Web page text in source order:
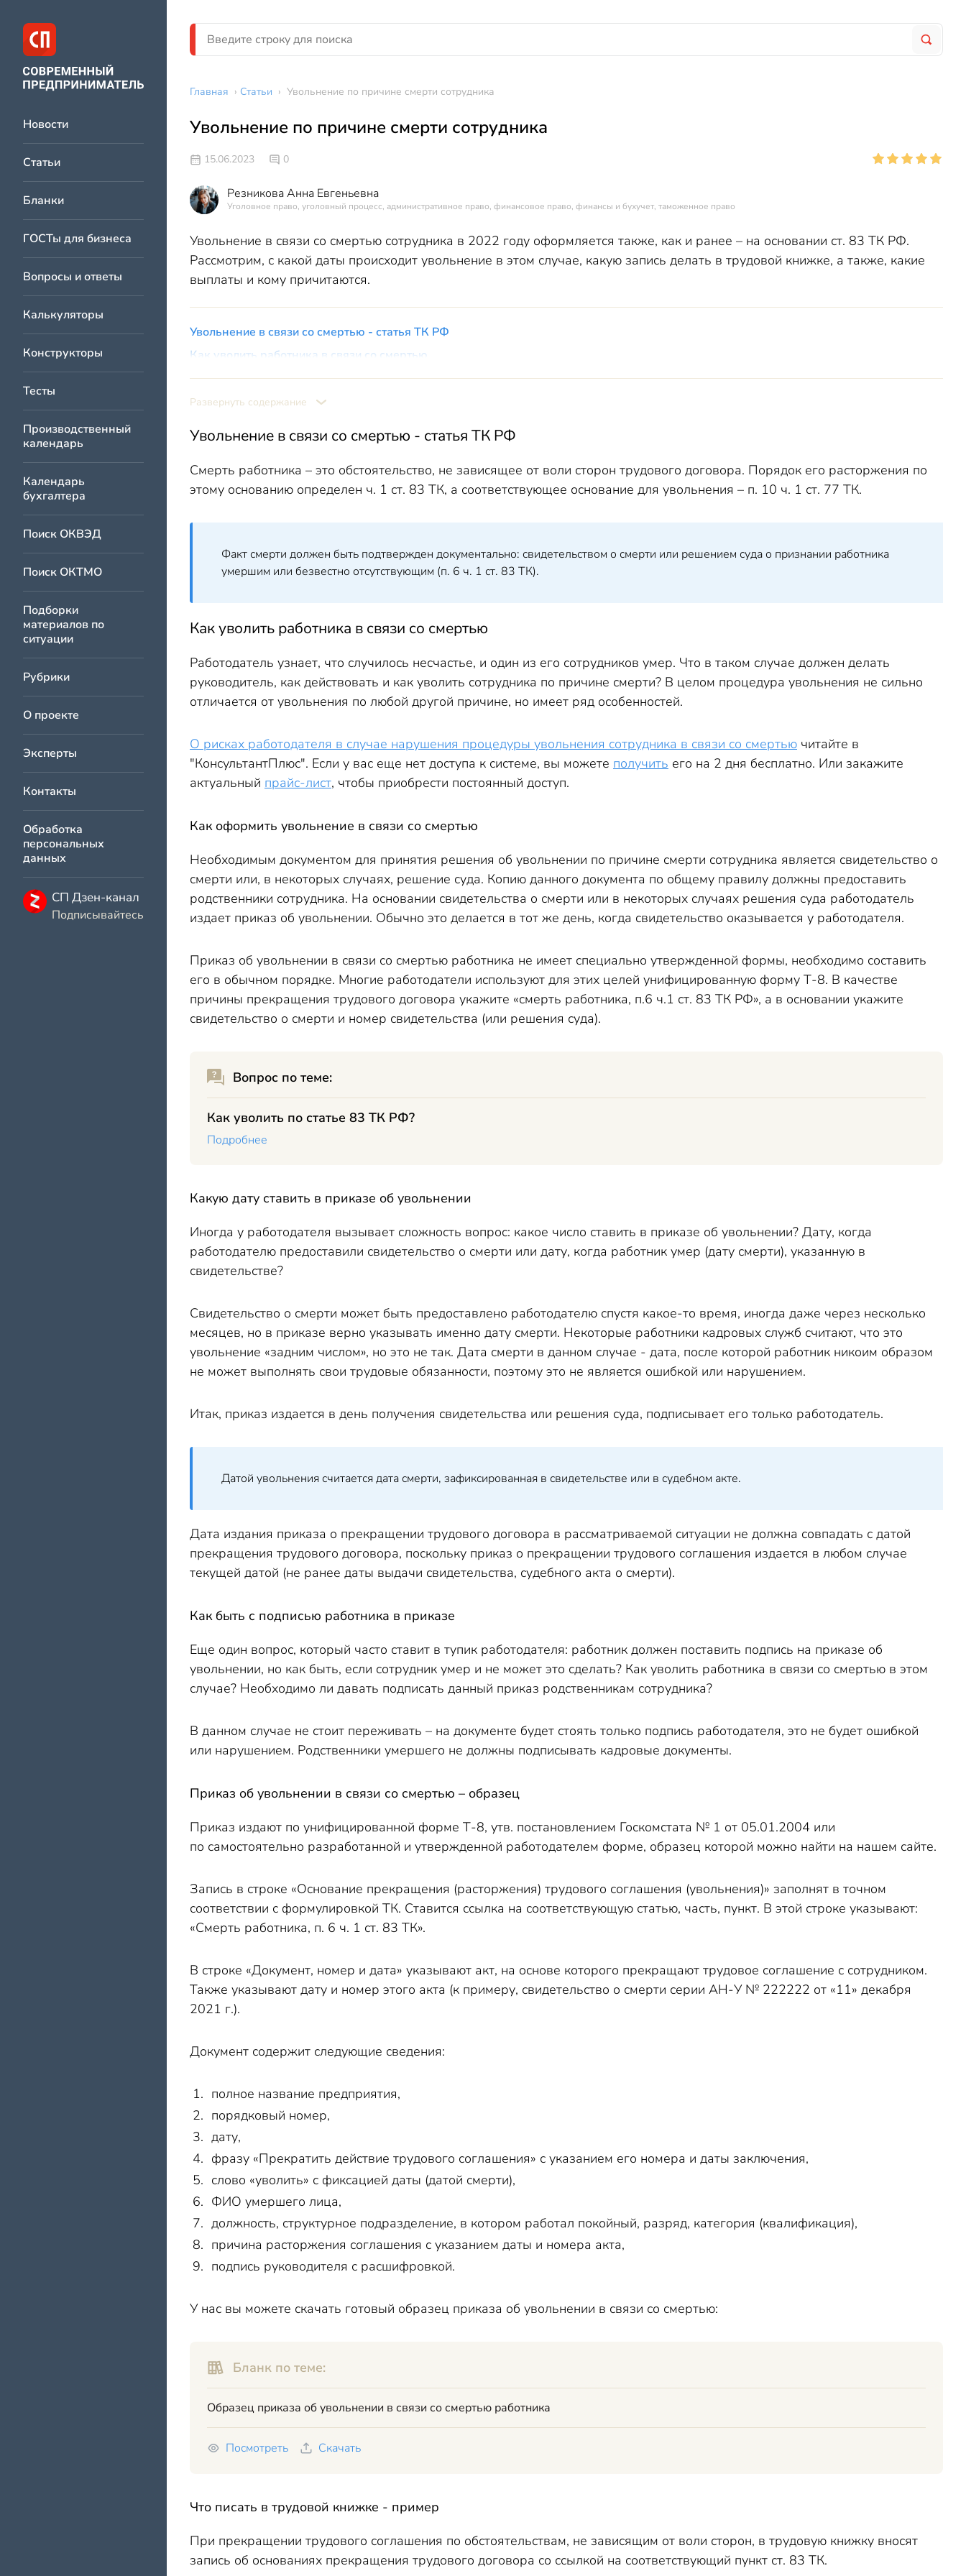
Новости
Статьи
Бланки
ГОСТы для бизнеса
Вопросы и ответы
Калькуляторы
Конструкторы
Тесты
Производственный
календарь
Календарь
бухгалтера
Поиск ОКВЭД
Поиск ОКТМО
Подборки
материалов по
ситуации
Рубрики
О проекте
Эксперты
Контакты
Обработка
персональных
данных
СП Дзен-канал
Подписывайтесь
Главная › Статьи › Увольнение по причине смерти сотрудника
Увольнение по причине смерти сотрудника
15.06.2023 0
Резникова Анна Евгеньевна
Уголовное право, уголовный процесс, административное право, финансовое право, финансы и бухучет, таможенное право
Увольнение в связи со смертью сотрудника в 2022 году оформляется также, как и ранее – на основании ст. 83 ТК РФ.
Рассмотрим, с какой даты происходит увольнение в этом случае, какую запись делать в трудовой книжке, а также, какие
выплаты и кому причитаются.
Увольнение в связи со смертью - статья ТК РФ
Как уволить работника в связи со смертью
Как оформить увольнение в связи со смертью
Какую дату ставить в приказе об увольнении
Приказ об увольнении в связи со смертью – образец
Что писать в трудовой книжке - пример
Запись в личной карточке
Увольнение в связи со смертью – выплаты родственникам
Развернуть содержание
Увольнение в связи со смертью - статья ТК РФ
Смерть работника – это обстоятельство, не зависящее от воли сторон трудового договора. Порядок его расторжения по
этому основанию определен ч. 1 ст. 83 ТК, а соответствующее основание для увольнения – п. 10 ч. 1 ст. 77 ТК.
Факт смерти должен быть подтвержден документально: свидетельством о смерти или решением суда о признании работника
умершим или безвестно отсутствующим (п. 6 ч. 1 ст. 83 ТК).
Как уволить работника в связи со смертью
Работодатель узнает, что случилось несчастье, и один из его сотрудников умер. Что в таком случае должен делать
руководитель, как действовать и как уволить сотрудника по причине смерти? В целом процедура увольнения не сильно
отличается от увольнения по любой другой причине, но имеет ряд особенностей.
О рисках работодателя в случае нарушения процедуры увольнения сотрудника в связи со смертью читайте в
"КонсультантПлюс". Если у вас еще нет доступа к системе, вы можете получить его на 2 дня бесплатно. Или закажите
актуальный прайс-лист, чтобы приобрести постоянный доступ.
Как оформить увольнение в связи со смертью
Необходимым документом для принятия решения об увольнении по причине смерти сотрудника является свидетельство о
смерти или, в некоторых случаях, решение суда. Копию данного документа по общему правилу должны предоставить
родственники сотрудника. На основании свидетельства о смерти или в некоторых случаях решения суда работодатель
издает приказ об увольнении. Обычно это делается в тот же день, когда свидетельство оказывается у работодателя.
Приказ об увольнении в связи со смертью работника не имеет специально утвержденной формы, необходимо составить
его в обычном порядке. Многие работодатели используют для этих целей унифицированную форму Т-8. В качестве
причины прекращения трудового договора укажите «смерть работника, п.6 ч.1 ст. 83 ТК РФ», а в основании укажите
свидетельство о смерти и номер свидетельства (или решения суда).
Вопрос по теме:
Как уволить по статье 83 ТК РФ?
Подробнее
Какую дату ставить в приказе об увольнении
Иногда у работодателя вызывает сложность вопрос: какое число ставить в приказе об увольнении? Дату, когда
работодателю предоставили свидетельство о смерти или дату, когда работник умер (дату смерти), указанную в
свидетельстве?
Свидетельство о смерти может быть предоставлено работодателю спустя какое-то время, иногда даже через несколько
месяцев, но в приказе верно указывать именно дату смерти. Некоторые работники кадровых служб считают, что это
увольнение «задним числом», но это не так. Дата смерти в данном случае - дата, после которой работник никоим образом
не может выполнять свои трудовые обязанности, поэтому это не является ошибкой или нарушением.
Итак, приказ издается в день получения свидетельства или решения суда, подписывает его только работодатель.
Датой увольнения считается дата смерти, зафиксированная в свидетельстве или в судебном акте.
Дата издания приказа о прекращении трудового договора в рассматриваемой ситуации не должна совпадать с датой
прекращения трудового договора, поскольку приказ о прекращении трудового соглашения издается в любом случае
текущей датой (не ранее даты выдачи свидетельства, судебного акта о смерти).
Как быть с подписью работника в приказе
Еще один вопрос, который часто ставит в тупик работодателя: работник должен поставить подпись на приказе об
увольнении, но как быть, если сотрудник умер и не может это сделать? Как уволить работника в связи со смертью в этом
случае? Необходимо ли давать подписать данный приказ родственникам сотрудника?
В данном случае не стоит переживать – на документе будет стоять только подпись работодателя, это не будет ошибкой
или нарушением. Родственники умершего не должны подписывать кадровые документы.
Приказ об увольнении в связи со смертью – образец
Приказ издают по унифицированной форме Т-8, утв. постановлением Госкомстата № 1 от 05.01.2004 или
по самостоятельно разработанной и утвержденной работодателем форме, образец которой можно найти на нашем сайте.
Запись в строке «Основание прекращения (расторжения) трудового соглашения (увольнения)» заполнят в точном
соответствии с формулировкой ТК. Ставится ссылка на соответствующую статью, часть, пункт. В этой строке указывают:
«Смерть работника, п. 6 ч. 1 ст. 83 ТК».
В строке «Документ, номер и дата» указывают акт, на основе которого прекращают трудовое соглашение с сотрудником.
Также указывают дату и номер этого акта (к примеру, свидетельство о смерти серии АН-У № 222222 от «11» декабря
2021 г.).
Документ содержит следующие сведения:
полное название предприятия,
порядковый номер,
дату,
фразу «Прекратить действие трудового соглашения» с указанием его номера и даты заключения,
слово «уволить» с фиксацией даты (датой смерти),
ФИО умершего лица,
должность, структурное подразделение, в котором работал покойный, разряд, категория (квалификация),
причина расторжения соглашения с указанием даты и номера акта,
подпись руководителя с расшифровкой.
У нас вы можете скачать готовый образец приказа об увольнении в связи со смертью:
Бланк по теме:
Образец приказа об увольнении в связи со смертью работника
Посмотреть Скачать
Что писать в трудовой книжке - пример
При прекращении трудового соглашения по обстоятельствам, не зависящим от воли сторон, в трудовую книжку вносят
запись об основаниях прекращения трудового договора со ссылкой на соответствующий пункт ст. 83 ТК.